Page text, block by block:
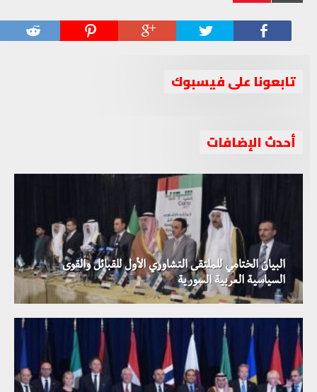
تابعونا على فيسبوك
أحدث الإضافات
البيان الختامي للملتقى التشاوري الأول للقبائل والقوى
السياسية العربية السورية